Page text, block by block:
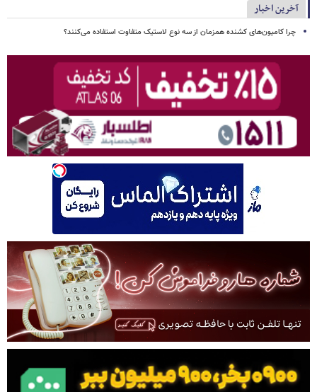
آخرین اخبار
چرا کامیون‌های کشنده همزمان از سه نوع لاستیک متفاوت استفاده می‌کنند؟